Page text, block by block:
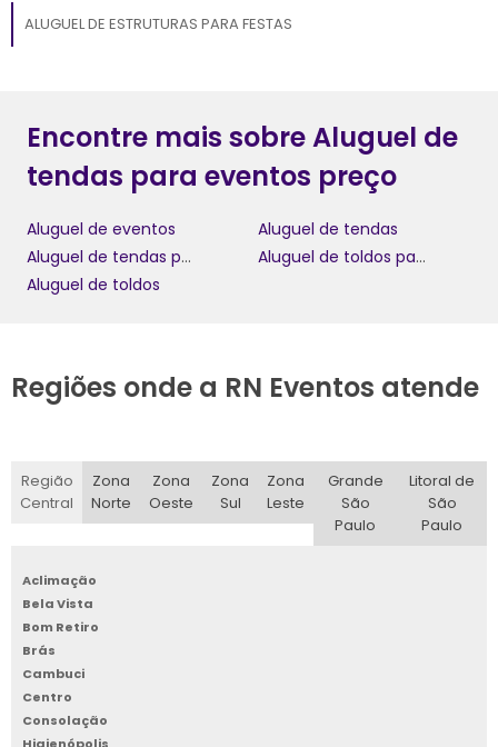
ALUGUEL DE ESTRUTURAS PARA FESTAS
Encontre mais sobre Aluguel de
tendas para eventos preço
Aluguel de eventos
Aluguel de tendas
Aluguel de tendas para eventos preço
Aluguel de toldos para eventos
Aluguel de toldos
Regiões onde a RN Eventos atende
Região
Central
Zona
Norte
Zona
Oeste
Zona
Sul
Zona
Leste
Grande
São
Paulo
Litoral de
São
Paulo
Aclimação
Bela Vista
Bom Retiro
Brás
Cambuci
Centro
Consolação
Higienópolis